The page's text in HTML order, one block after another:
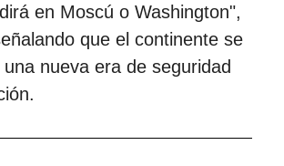
en Moscú o Washington",
que el continente se
nueva era de seguridad